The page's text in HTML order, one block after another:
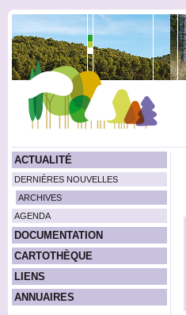
ACTUALITÉ
DERNIÈRES NOUVELLES
ARCHIVES
AGENDA
DOCUMENTATION
CARTOTHÈQUE
LIENS
ANNUAIRES